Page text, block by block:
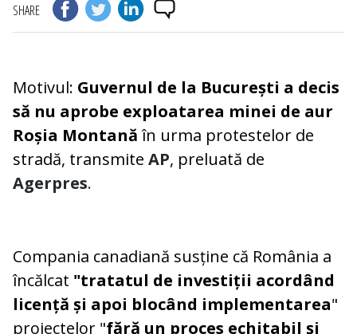
SHARE
Motivul: Guvernul de la București a decis
să nu aprobe exploatarea minei de aur
Roșia Montanăîn urma protestelor de
stradă, transmite AP, preluată de
Agerpres.
Compania canadiană susține că România a
încălcat "tratatul de investiții acordând
licență și apoi blocând implementarea"
proiectelor "fără un proces echitabil și